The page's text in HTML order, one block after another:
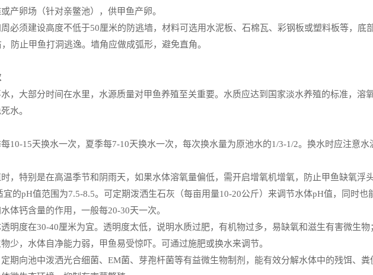
产卵场（针对亲鳖池），供甲鱼产卵。
必须建设高度不低于50厘米的防逃墙，材料可选用水泥板、石棉瓦、彩钢板或塑料板等，底
防止甲鱼打洞逃逸。墙角应做成弧形，避免直角。
，大部分时间在水里，水源质量对甲鱼养殖至关重要。水质应达到国家淡水养殖的标准，溶氧
水。
10-15天换水一次，夏季每7-10天换水一次，每次换水量为原池水的1/3-1/2。换水时应注意水
，特别是在高温季节和阴雨天，如果水体溶氧量偏低，需开启增氧机增氧，防止甲鱼缺氧浮头
的pH值范围为7.5-8.5。可定期泼洒生石灰（每亩用量10-20公斤）来调节水体pH值，同时也
体钙含量的作用，一般每20-30天一次。
明度在30-40厘米为宜。透明度太低，说明水质过肥，有机物过多，易缺氧和滋生有害微生物
少，水体自净能力弱，甲鱼易受惊吓。可通过施肥或换水来调节。
期向池中泼洒光合细菌、EM菌、芽孢杆菌等有益微生物制剂，能有效分解水体中的残饵、粪